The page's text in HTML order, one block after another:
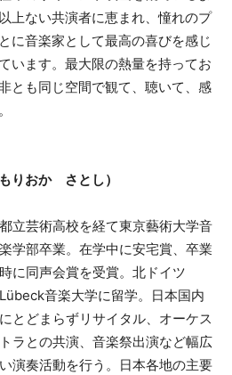
上ない共演者に恵まれ、憧れのプ
に音楽家として最高の喜びを感じ
います。最大限の熱量を持ってお
とも同じ空間で観て、聴いて、感
りおか さとし）
都立芸術高校を経て東京藝術大学音
楽学部卒業。在学中に安宅賞、卒業
時に同声会賞を受賞。北ドイツ
Lübeck音楽大学に留学。日本国内
にとどまらずリサイタル、オーケス
トラとの共演、音楽祭出演など幅広
い演奏活動を行う。日本各地の主要